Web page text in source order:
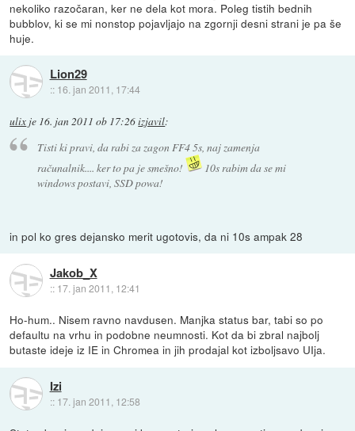
nekoliko razočaran, ker ne dela kot mora. Poleg tistih bednih
bubblov, ki se mi nonstop pojavljajo na zgornji desni strani je pa še
huje.
Lion29
:: 16. jan 2011, 17:44
ulix je 16. jan 2011 ob 17:26izjavil:
Tisti ki pravi, da rabi za zagon FF4 5s, naj zamenja
računalnik.... ker to pa je smešno!
10s rabim da se mi
windows postavi, SSD powa!
in pol ko gres dejansko merit ugotovis, da ni 10s ampak 28
Jakob_X
:: 17. jan 2011, 12:41
Ho-hum.. Nisem ravno navdusen. Manjka status bar, tabi so po
defaultu na vrhu in podobne neumnosti. Kot da bi zbral najbolj
butaste ideje iz IE in Chromea in jih prodajal kot izboljsavo UIja.
Izi
:: 17. jan 2011, 12:58